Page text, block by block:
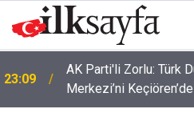
23:09
AK Parti'li Zorlu: Türk
Merkezi’ni